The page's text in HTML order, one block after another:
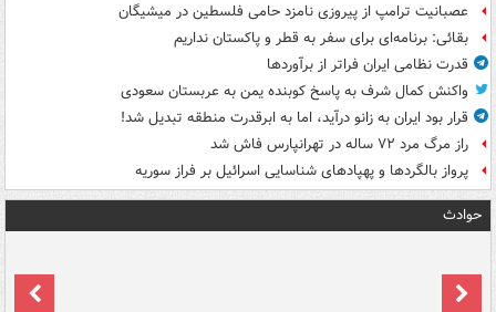
عصبانیت ترامپ از پیروزی نامزد حامی فلسطین در میشیگان
بقائی: برنامه‌ای برای سفر به قطر و پاکستان نداریم
قدرت نظامی ایران فراتر از برآوردها
واکنش کمال شرف به پاسخ کوبنده یمن به عربستان سعودی
قرار بود ایران به زانو درآید، اما به ابرقدرت منطقه تبدیل شد!
راز مرگ مرد ۷۲ ساله در تهرانپارس فاش شد
پرواز بالگردها و پهپادهای شناسایی اسرائیل بر فراز سوریه
حوادث